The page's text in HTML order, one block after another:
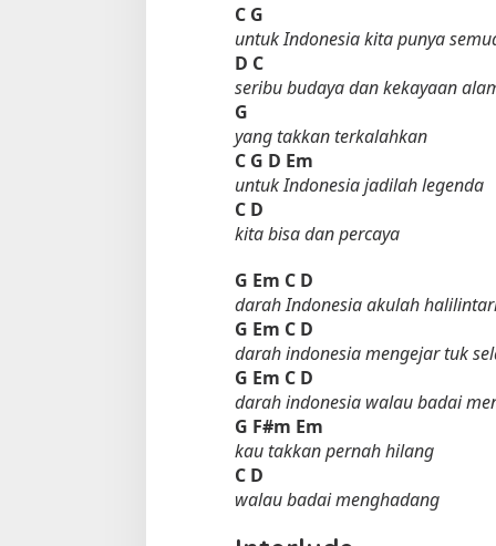
C G
untuk Indonesia kita punya
D C
seribu budaya dan kekayaan
G
yang takkan terkalahkan
C G D Em
untuk Indonesia jadilah legenda
C D
kita bisa dan percaya
G Em C D
darah Indonesia akulah
G Em C D
darah indonesia mengejar tuk
G Em C D
darah indonesia walau badai
G F#m Em
kau takkan pernah hilang
C D
walau badai menghadang